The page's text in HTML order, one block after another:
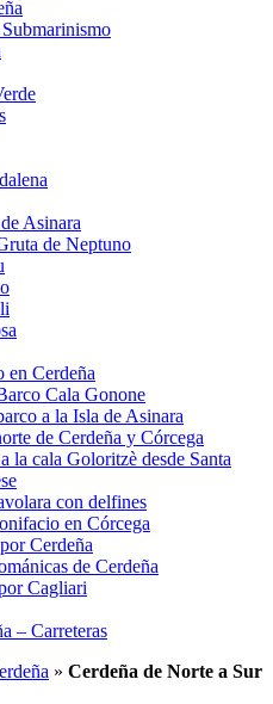
Asinara
de Neptuno
en Cerdeña
Cala Gonone
a la Isla de Asinara
de Cerdeña y Córcega
la cala Goloritzè desde Santa
con delfines
en Córcega
Cerdeña
de Cerdeña
Cagliari
– Carreteras
» Cerdeña de Norte a Sur